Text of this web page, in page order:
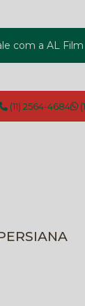
com a AL Film
(11) 2564-4684
PERSIANA